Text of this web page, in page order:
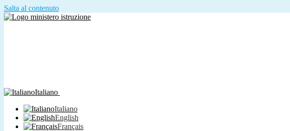
Salta al contenuto
Italiano
Italiano
English
Français